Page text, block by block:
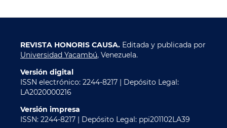
REVISTA HONORIS CAUSA. Editada y publicada por
Universidad Yacambú, Venezuela.
Versión digital
ISSN electrónico: 2244-8217 | Depósito Legal:
LA2020000216
Versión impresa
ISSN: 2244-8217 | Depósito Legal: ppi201102LA39